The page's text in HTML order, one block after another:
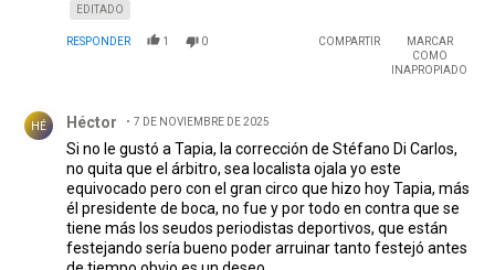
EDITADO
RESPONDER 1 0 COMPARTIR
MARCAR
COMO
INAPROPIADO
HÉ Héctor 7 DE NOVIEMBRE DE 2025
Si no le gustó a Tapia, la corrección de Stéfano Di Carlos,
no quita que el árbitro, sea localista ojala yo este
equivocado pero con el gran circo que hizo hoy Tapia, más
él presidente de boca, no fue y por todo en contra que se
tiene más los seudos periodistas deportivos, que están
festejando sería bueno poder arruinar tanto festejó antes